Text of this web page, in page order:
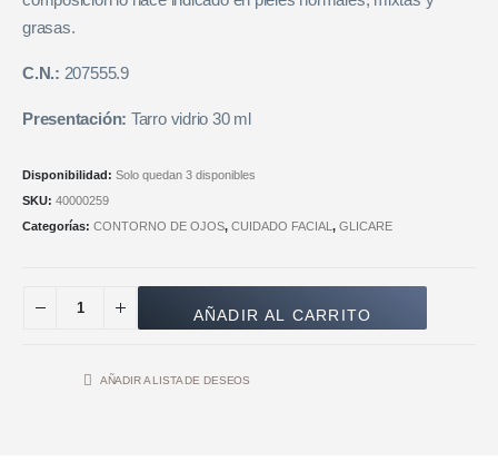
grasas.
C.N.: 207555.9
Presentación: Tarro vidrio 30 ml
Disponibilidad: Solo quedan 3 disponibles
SKU: 40000259
Categorías: CONTORNO DE OJOS, CUIDADO FACIAL , GLICARE
AÑADIR AL CARRITO
AÑADIR A LISTA DE DESEOS